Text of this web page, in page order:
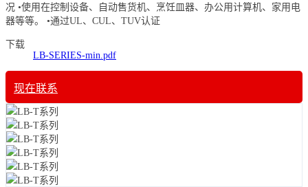
况 •使用在控制设备、自动售货机、烹饪皿器、办公用计算机、家用电
器等等。 •通过UL、CUL、TUV认证
下载
LB-SERIES-min.pdf
现在联系